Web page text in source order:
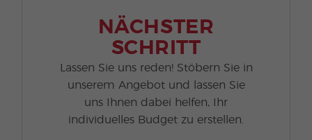
NÄCHSTER
SCHRITT
Lassen Sie uns reden! Stöbern Sie in
unserem Angebot und lassen Sie
uns Ihnen dabei helfen, Ihr
individuelles Budget zu erstellen.